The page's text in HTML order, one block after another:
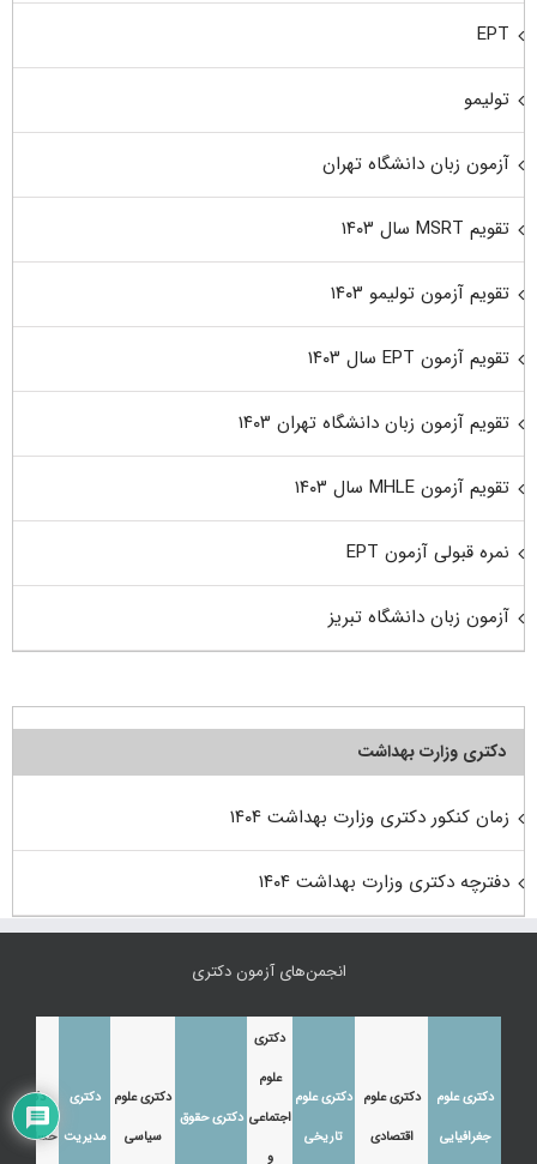
EPT
تولیمو
آزمون زبان دانشگاه تهران
تقویم MSRT سال ۱۴۰۳
تقویم آزمون تولیمو ۱۴۰۳
تقویم آزمون EPT سال ۱۴۰۳
تقویم آزمون زبان دانشگاه تهران ۱۴۰۳
تقویم آزمون MHLE سال ۱۴۰۳
نمره قبولی آزمون EPT
آزمون زبان دانشگاه تبریز
دکتری وزارت بهداشت
زمان کنکور دکتری وزارت بهداشت ۱۴۰۴
دفترچه دکتری وزارت بهداشت ۱۴۰۴
انجمن‌های آزمون دکتری
دکتری علوم
جغرافیایی
دکتری علوم
اقتصادی
دکتری علوم
تاریخی
دکتری
علوم
اجتماعی
و
دکتری حقوق
دکتری علوم
سیاسی
دکتری
مدیریت
دکتری
حسابداری